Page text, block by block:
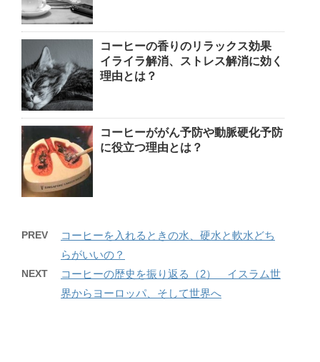
コーヒーの香りのリラックス効果
イライラ解消、ストレス解消に効く
理由とは？
コーヒーががん予防や動脈硬化予防
に役立つ理由とは？
PREV
コーヒーを入れるときの水、硬水と軟水どち
らがいいの？
NEXT
コーヒーの歴史を振り返る（2） イスラム世
界からヨーロッパ、そして世界へ